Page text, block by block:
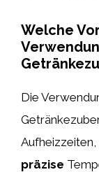
Welche
Die
Aufheizzeiten,
präzise